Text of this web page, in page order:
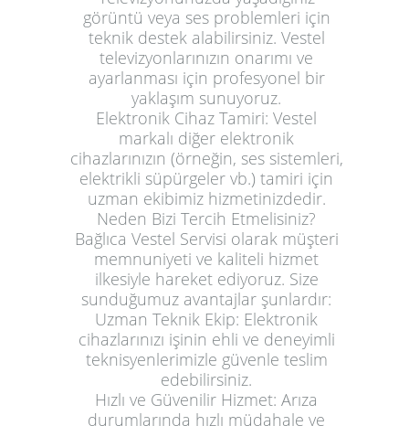
görüntü veya ses problemleri için
teknik destek alabilirsiniz. Vestel
televizyonlarınızın onarımı ve
ayarlanması için profesyonel bir
yaklaşım sunuyoruz.
Elektronik Cihaz Tamiri: Vestel
markalı diğer elektronik
cihazlarınızın (örneğin, ses sistemleri,
elektrikli süpürgeler vb.) tamiri için
uzman ekibimiz hizmetinizdedir.
Neden Bizi Tercih Etmelisiniz?
Bağlıca Vestel Servisi olarak müşteri
memnuniyeti ve kaliteli hizmet
ilkesiyle hareket ediyoruz. Size
sunduğumuz avantajlar şunlardır:
Uzman Teknik Ekip: Elektronik
cihazlarınızı işinin ehli ve deneyimli
teknisyenlerimizle güvenle teslim
edebilirsiniz.
Hızlı ve Güvenilir Hizmet: Arıza
durumlarında hızlı müdahale ve